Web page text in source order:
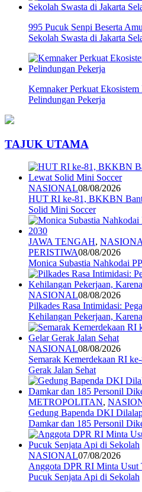
995 Pucuk Senpi Beserta
Sekolah Swasta di Jakarta
Kemnaker Perkuat
Pelindungan Pekerja
TAJUK UTAMA
NASIONAL08/08/2026
HUT RI ke-81, BKKBN
Solid Mini Soccer
JAWA TENGAH,
PERISTIWA08/08/2026
Monica Subastia Nahkodai
NASIONAL08/08/2026
Pilkades Rasa Intimidasi:
Kehilangan Pekerjaan,
NASIONAL08/08/2026
Semarak Kemerdekaan RI
Gerak Jalan Sehat
METROPOLITAN,
Gedung Bapenda DKI
Damkar dan 185 Personil
NASIONAL07/08/2026
Anggota DPR RI Minta Usut
Pucuk Senjata Api di Sekolah